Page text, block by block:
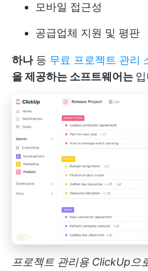
모바일 접근성
공급업체 지원 및 평판
하나등 무료 프로젝트 관리
을 제공하는 소프트웨어는
프로젝트 관리용 ClickUp으